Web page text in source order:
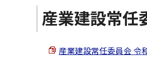
産業建設常任
産業建設常任委員会 令